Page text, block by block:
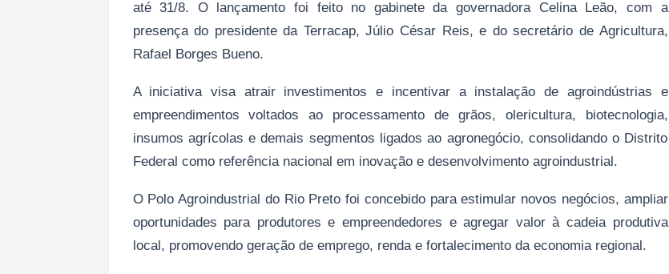
até 31/8. O lançamento foi feito no gabinete da governadora Celina Leão, com a
presença do presidente da Terracap, Júlio César Reis, e do secretário de Agricultura,
Rafael Borges Bueno.
A iniciativa visa atrair investimentos e incentivar a instalação de agroindústrias e
empreendimentos voltados ao processamento de grãos, olericultura, biotecnologia,
insumos agrícolas e demais segmentos ligados ao agronegócio, consolidando o Distrito
Federal como referência nacional em inovação e desenvolvimento agroindustrial.
O Polo Agroindustrial do Rio Preto foi concebido para estimular novos negócios, ampliar
oportunidades para produtores e empreendedores e agregar valor à cadeia produtiva
local, promovendo geração de emprego, renda e fortalecimento da economia regional.